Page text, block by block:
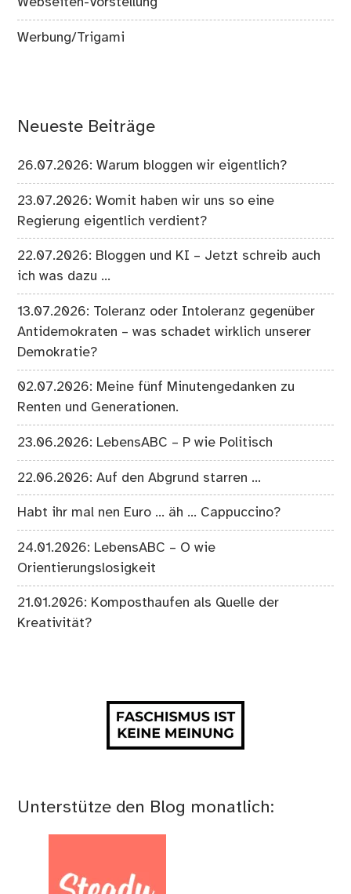
Werbung/Trigami
Neueste Beiträge
26.07.2026: Warum bloggen wir eigentlich?
23.07.2026: Womit haben wir uns so eine
Regierung eigentlich verdient?
22.07.2026: Bloggen und KI – Jetzt schreib auch
ich was dazu …
13.07.2026: Toleranz oder Intoleranz gegenüber
Antidemokraten – was schadet wirklich unserer
Demokratie?
02.07.2026: Meine fünf Minutengedanken zu
Renten und Generationen.
23.06.2026: LebensABC – P wie Politisch
22.06.2026: Auf den Abgrund starren …
Habt ihr mal nen Euro … äh … Cappuccino?
24.01.2026: LebensABC – O wie
Orientierungslosigkeit
21.01.2026: Komposthaufen als Quelle der
Kreativität?
Unterstütze den Blog monatlich: